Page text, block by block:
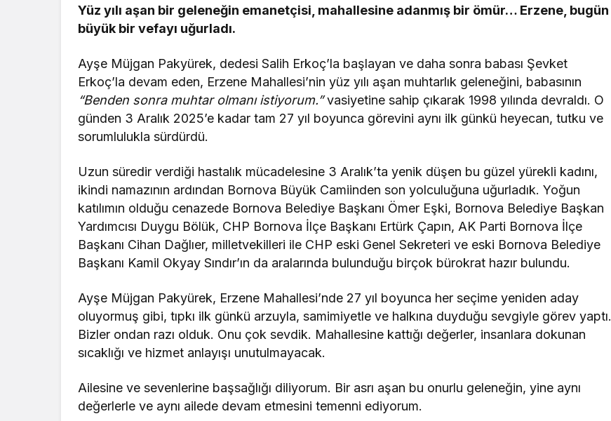
Yüz yılı aşan bir geleneğin emanetçisi, mahallesine adanmış bir ömür… Erzene, bugün
büyük bir vefayı uğurladı.
Ayşe Müjgan Pakyürek, dedesi Salih Erkoç’la başlayan ve daha sonra babası Şevket
Erkoç’la devam eden, Erzene Mahallesi’nin yüz yılı aşan muhtarlık geleneğini, babasının
“Benden sonra muhtar olmanı istiyorum.”vasiyetine sahip çıkarak 1998 yılında devraldı. O
günden 3 Aralık 2025’e kadar tam 27 yıl boyunca görevini aynı ilk günkü heyecan, tutku ve
sorumlulukla sürdürdü.
Uzun süredir verdiği hastalık mücadelesine 3 Aralık’ta yenik düşen bu güzel yürekli kadını,
ikindi namazının ardından Bornova Büyük Camiinden son yolculuğuna uğurladık. Yoğun
katılımın olduğu cenazede Bornova Belediye Başkanı Ömer Eşki, Bornova Belediye Başkan
Yardımcısı Duygu Bölük, CHP Bornova İlçe Başkanı Ertürk Çapın, AK Parti Bornova İlçe
Başkanı Cihan Dağlıer, milletvekilleri ile CHP eski Genel Sekreteri ve eski Bornova Belediye
Başkanı Kamil Okyay Sındır’ın da aralarında bulunduğu birçok bürokrat hazır bulundu.
Ayşe Müjgan Pakyürek, Erzene Mahallesi’nde 27 yıl boyunca her seçime yeniden aday
oluyormuş gibi, tıpkı ilk günkü arzuyla, samimiyetle ve halkına duyduğu sevgiyle görev yaptı.
Bizler ondan razı olduk. Onu çok sevdik. Mahallesine kattığı değerler, insanlara dokunan
sıcaklığı ve hizmet anlayışı unutulmayacak.
Ailesine ve sevenlerine başsağlığı diliyorum. Bir asrı aşan bu onurlu geleneğin, yine aynı
değerlerle ve aynı ailede devam etmesini temenni ediyorum.